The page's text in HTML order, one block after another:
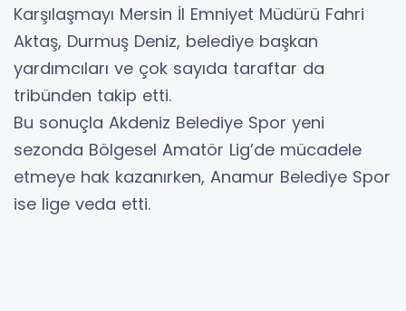
Karşılaşmayı Mersin İl Emniyet Müdürü Fahri
Aktaş, Durmuş Deniz, belediye başkan
yardımcıları ve çok sayıda taraftar da
tribünden takip etti.
Bu sonuçla Akdeniz Belediye Spor yeni
sezonda Bölgesel Amatör Lig’de mücadele
etmeye hak kazanırken, Anamur Belediye Spor
ise lige veda etti.